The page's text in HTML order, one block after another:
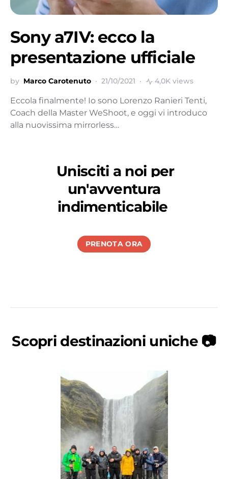
Sony a7IV: ecco la
presentazione ufficiale
by Marco Carotenuto 21/10/2021 4,0K views
Eccola finalmente! Io sono Lorenzo Ranieri Tenti,
Coach della Master WeShoot, e oggi vi introduco
alla nuovissima mirrorless…
Unisciti a noi per
un'avventura
indimenticabile
PRENOTA ORA
Scopri destinazioni uniche 📷